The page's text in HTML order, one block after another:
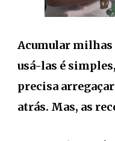
Acumular
usá-las é
precisa
atrás. Mas, as